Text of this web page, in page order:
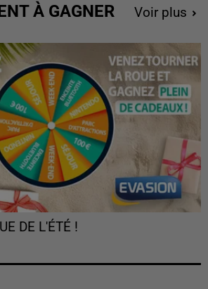
À GAGNER Voir plus
DE L'ÉTÉ !